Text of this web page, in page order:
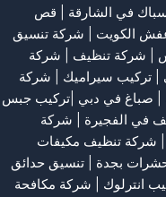
في الشارقة
قص
الكويت
شركة تنسيق
شركة تنظيف
شركة
تركيب سيراميك
شركة
| صباغ في دبي |تركيب جبس
في الفجيرة
شركة
شركة تنظيف مكيفات
بجدة
تنسيق حدائق
انترلوك | شركة مكافحة